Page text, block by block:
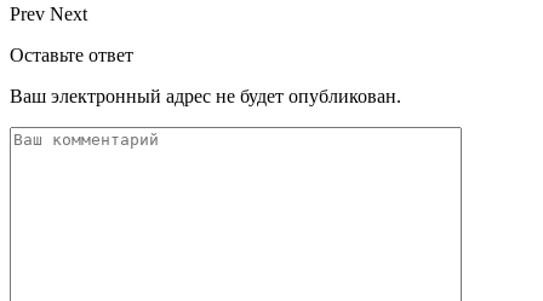
Prev Next
Оставьте ответ
Ваш электронный адрес не будет опубликован.